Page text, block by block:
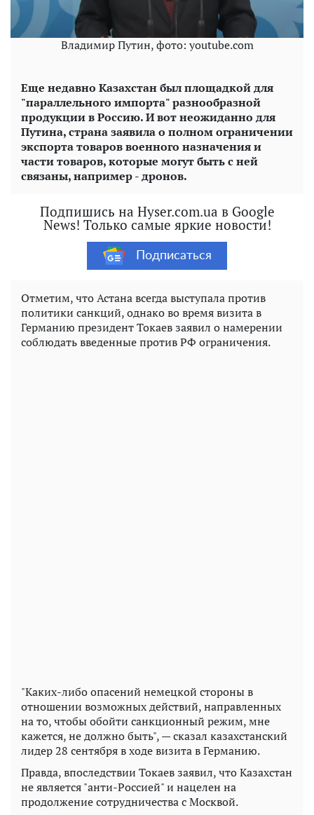
Владимир Путин, фото: youtube.com
Еще недавно Казахстан был площадкой для
"параллельного импорта" разнообразной
продукции в Россию. И вот неожиданно для
Путина, страна заявила о полном ограничении
экспорта товаров военного назначения и
части товаров, которые могут быть с ней
связаны, например - дронов.
Подпишись на Hyser.com.ua в Google
News! Только самые яркие новости!
Подписаться
Отметим, что Астана всегда выступала против
политики санкций, однако во время визита в
Германию президент Токаев заявил о намерении
соблюдать введенные против РФ ограничения.
"Каких-либо опасений немецкой стороны в
отношении возможных действий, направленных
на то, чтобы обойти санкционный режим, мне
кажется, не должно быть", — сказал казахстанский
лидер 28 сентября в ходе визита в Германию.
Правда, впоследствии Токаев заявил, что Казахстан
не является "анти-Россией" и нацелен на
продолжение сотрудничества с Москвой.